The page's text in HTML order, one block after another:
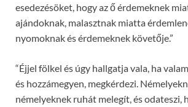
esedezésöket, hogy az ő érdemeknek
ajándoknak, malasztnak miatta
nyomoknak és érdemeknek követője.”
“Éjjel fölkel és úgy hallgatja vala, ha
és hozzámegyen, megkérdezi.
némelyeknek ruhát melegít, és odateszi,